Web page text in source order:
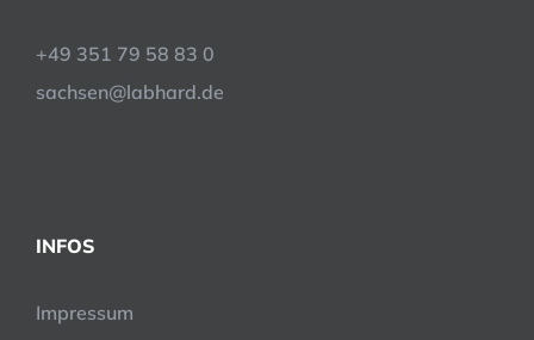
+49 351 79 58 83 0
sachsen@labhard.de
INFOS
Impressum